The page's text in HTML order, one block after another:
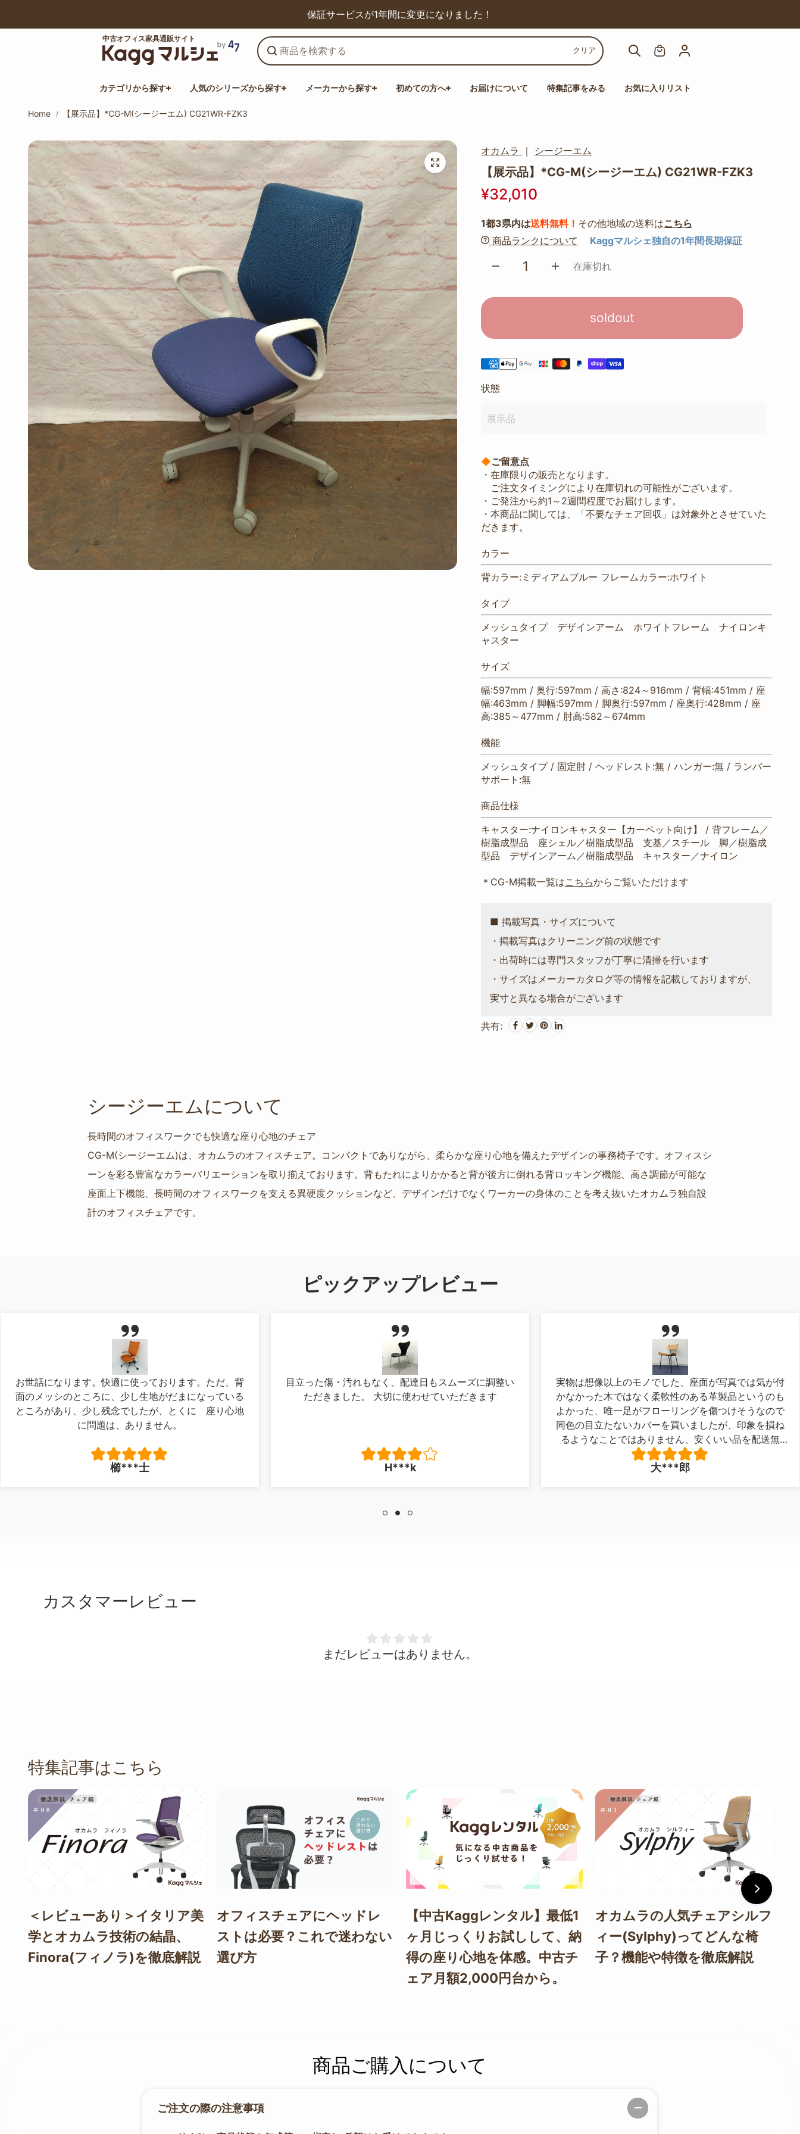
保証サービスが1年間に変更になりました！
中古オフィス家具通販サイト
クリア
カテゴリから探す 人気のシリーズから探す メーカーから探す 初めての方へ お届けについて 特集記事をみる お気に入りリスト
Home 【展示品】*CG-M(シージーエム) CG21WR-FZK3
オカムラ ｜ シージーエム
【展示品】*CG-M(シージーエム) CG21WR-FZK3
¥32,010
1都3県内は送料無料！ その他地域の送料はこちら
商品ランクについて
Kaggマルシェ独自の1年間長期保証
在庫切れ
soldout
状態
展示品
◆ご留意点
・在庫限りの販売となります。
ご注文タイミングにより在庫切れの可能性がございます。
・ご発注から約1～2週間程度でお届けします。
・本商品に関しては、「不要なチェア回収」は対象外とさせていた
だきます。
カラー
背カラー:ミディアムブルー フレームカラー:ホワイト
タイプ
メッシュタイプ デザインアーム ホワイトフレーム ナイロンキ
ャスター
サイズ
幅:597mm / 奥行:597mm / 高さ:824～916mm / 背幅:451mm / 座
幅:463mm / 脚幅:597mm / 脚奥行:597mm / 座奥行:428mm / 座
高:385～477mm / 肘高:582～674mm
機能
メッシュタイプ / 固定肘 / ヘッドレスト:無 / ハンガー:無 / ランバー
サポート:無
商品仕様
キャスター:ナイロンキャスター【カーペット向け】 / 背フレーム／
樹脂成型品 座シェル／樹脂成型品 支基／スチール 脚／樹脂成
型品 デザインアーム／樹脂成型品 キャスター／ナイロン
＊CG-M掲載一覧はこちらからご覧いただけます
■ 掲載写真・サイズについて
・掲載写真はクリーニング前の状態です
・出荷時には専門スタッフが丁寧に清掃を行います
・サイズはメーカーカタログ等の情報を記載しておりますが、
実寸と異なる場合がございます
共有:
シージーエムについて
長時間のオフィスワークでも快適な座り心地のチェア
CG-M(シージーエム)は、オカムラのオフィスチェア。コンパクトでありながら、柔らかな座り心地を備えたデザインの事務椅子です。オフィスシ
ーンを彩る豊富なカラーバリエーションを取り揃えております。背もたれによりかかると背が後方に倒れる背ロッキング機能、高さ調節が可能な
座面上下機能、長時間のオフィスワークを支える異硬度クッションなど、デザインだけでなくワーカーの身体のことを考え抜いたオカムラ独自設
計のオフィスチェアです。
ピックアップレビュー
お世話になります。快適に使っております。ただ、背
面のメッシのところに、少し生地がだまになっている
ところがあり、少し残念でしたが、とくに 座り心地
に問題は、ありません。
櫛***士
目立った傷・汚れもなく、配達日もスムーズに調整い
ただきました。 大切に使わせていただきます
H***k
実物は想像以上のモノでした、座面が写真では気が付
かなかった木ではなく柔軟性のある革製品というのも
よかった、唯一足がフローリングを傷つけそうなので
同色の目立たないカバーを買いましたが、印象を損ね
るようなことではありません、安くいい品を配送無
料！最高でした。写真が下手で申し訳ありません。
大***郎
カスタマーレビュー
まだレビューはありません。
特集記事はこちら
＜レビューあり＞イタリア美
学とオカムラ技術の結晶、
Finora(フィノラ)を徹底解説
オフィスチェアにヘッドレ
ストは必要？これで迷わない
選び方
【中古Kaggレンタル】最低1
ヶ月じっくりお試しして、納
得の座り心地を体感。中古チ
ェア月額2,000円台から。
オカムラの人気チェアシルフ
ィー(Sylphy)ってどんな椅
子？機能や特徴を徹底解説
商品ご購入について
ご注文の際の注意事項